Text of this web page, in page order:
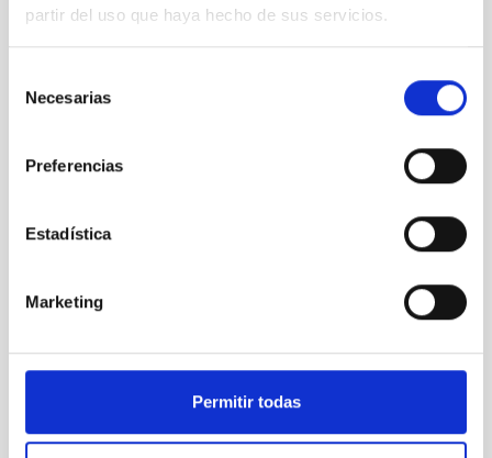
partir del uso que haya hecho de sus servicios.
Necesarias
Preferencias
Estadística
Marketing
Permitir todas
Pablo Casado se mostró interesado en la tecnología